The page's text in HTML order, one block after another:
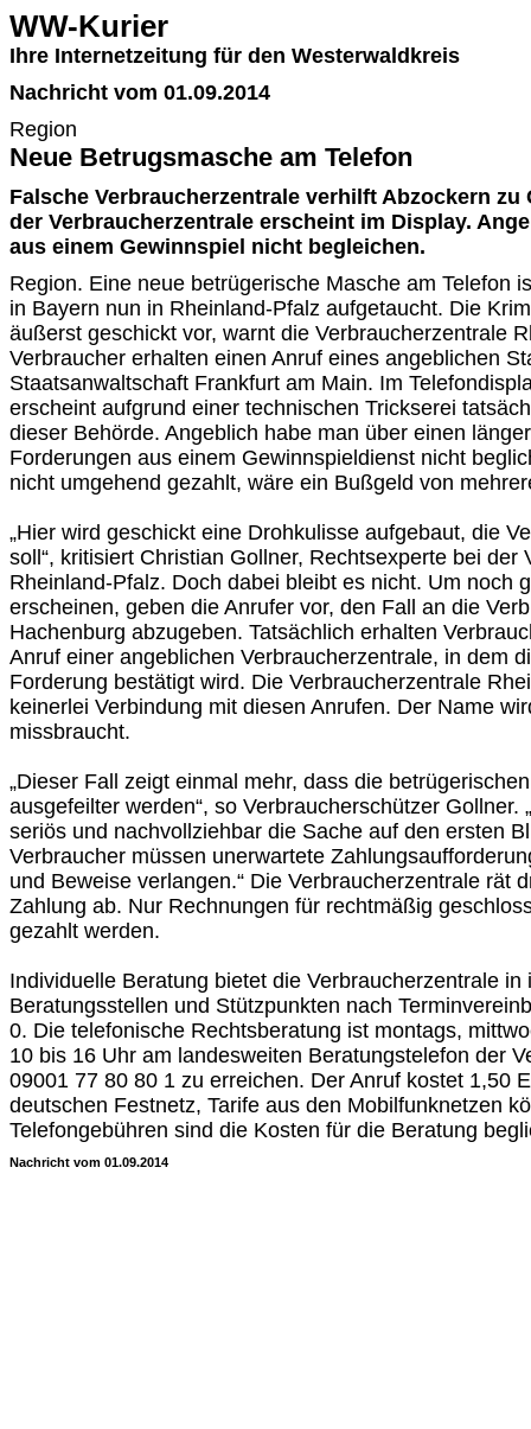
WW-Kurier
Ihre Internetzeitung für den Westerwaldkreis
Nachricht vom 01.09.2014
Region
Neue Betrugsmasche am Telefon
Falsche Verbraucherzentrale verhilft Abzockern zu
der Verbraucherzentrale erscheint im Display.
aus einem Gewinnspiel nicht begleichen.
Region. Eine neue betrügerische Masche am Telefon
in Bayern nun in Rheinland-Pfalz aufgetaucht. Die
äußerst geschickt vor, warnt die Verbraucherzentrale
Verbraucher erhalten einen Anruf eines angeblichen
Staatsanwaltschaft Frankfurt am Main. Im
erscheint aufgrund einer technischen Trickserei
dieser Behörde. Angeblich habe man über einen
Forderungen aus einem Gewinnspieldienst nicht
nicht umgehend gezahlt, wäre ein Bußgeld von
„Hier wird geschickt eine Drohkulisse aufgebaut, die
soll“, kritisiert Christian Gollner, Rechtsexperte bei der
Rheinland-Pfalz. Doch dabei bleibt es nicht. Um noch
erscheinen, geben die Anrufer vor, den Fall an die
Hachenburg abzugeben. Tatsächlich erhalten
Anruf einer angeblichen Verbraucherzentrale, in dem
Forderung bestätigt wird. Die Verbraucherzentrale
keinerlei Verbindung mit diesen Anrufen. Der Name
missbraucht.
„Dieser Fall zeigt einmal mehr, dass die
ausgefeilter werden“, so Verbraucherschützer Gollner.
seriös und nachvollziehbar die Sache auf den ersten
Verbraucher müssen unerwartete
und Beweise verlangen.“ Die Verbraucherzentrale rät
Zahlung ab. Nur Rechnungen für rechtmäßig
gezahlt werden.
Individuelle Beratung bietet die Verbraucherzentrale in
Beratungsstellen und Stützpunkten nach
0. Die telefonische Rechtsberatung ist montags,
10 bis 16 Uhr am landesweiten Beratungstelefon der
09001 77 80 80 1 zu erreichen. Der Anruf kostet 1,50
deutschen Festnetz, Tarife aus den Mobilfunknetzen
Telefongebühren sind die Kosten für die Beratung
Nachricht vom 01.09.2014